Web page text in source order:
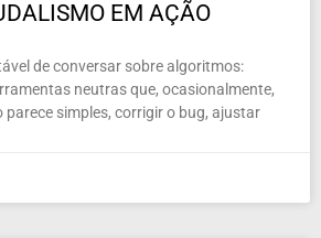
EM AÇÃO
de conversar sobre algoritmos:
neutras que, ocasionalmente,
parece simples, corrigir o bug, ajustar